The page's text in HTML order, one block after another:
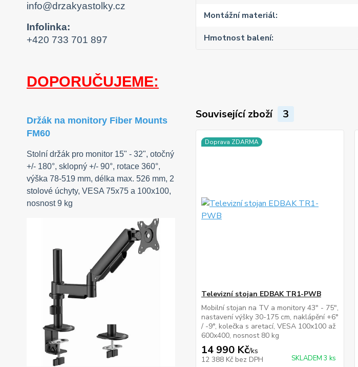
info@drzakyastolky.cz
Infolinka:
+420 733 701 897
DOPORUČUJEME:
Držák na monitory Fiber Mounts
FM60
Stolní držák pro monitor 15" - 32", otočný
+/- 180°, sklopný +/- 90°, rotace 360°,
výška 78-519 mm, délka max. 526 mm, 2
stolové úchyty, VESA 75x75 a 100x100,
nosnost 9 kg
Montážní materiál
Hmotnost balení
Související zboží 3
Doprava ZDARMA
Televizní stojan EDBAK TR1-PWB
Mobilní stojan na TV a monitory 43" - 75",
nastavení výšky 30-175 cm, naklápění +6°
/ -9°, kolečka s aretací, VESA 100x100 až
600x400, nosnost 80 kg
14 990 Kč/ks
12 388 Kč bez DPH SKLADEM 3 ks